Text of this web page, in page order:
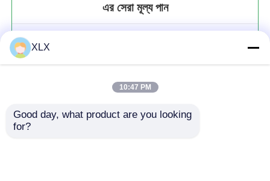
এর সেরা মূল্য পান
XLX
10:47 PM
Good day, what product are you looking
for?